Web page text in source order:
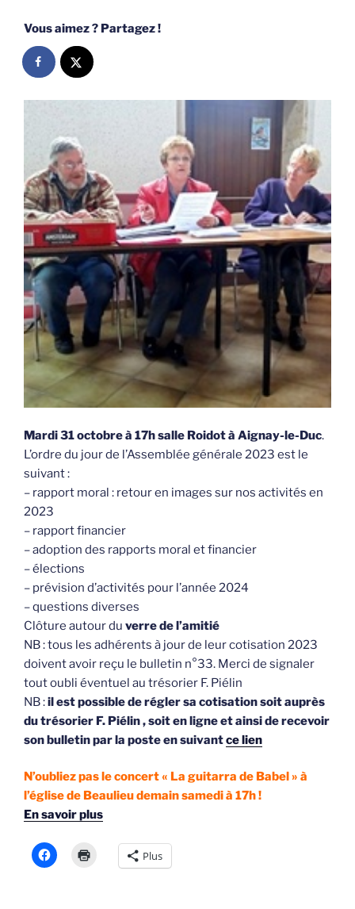
Vous aimez ? Partagez !
Mardi 31 octobre à 17h salle Roidot à Aignay-le-Duc.
L’ordre du jour de l’Assemblée générale 2023 est le
suivant :
– rapport moral : retour en images sur nos activités en
2023
– rapport financier
– adoption des rapports moral et financier
– élections
– prévision d’activités pour l’année 2024
– questions diverses
Clôture autour du verre de l’amitié
NB : tous les adhérents à jour de leur cotisation 2023
doivent avoir reçu le bulletin n°33. Merci de signaler
tout oubli éventuel au trésorier F. Piélin
NB :il est possible de régler sa cotisation soit auprès
du trésorier F. Piélin , soit en ligne et ainsi de recevoir
son bulletin par la poste en suivantce lien
N’oubliez pas le concert « La guitarra de Babel » à
l’église de Beaulieu demain samedi à 17h !
En savoir plus
Plus